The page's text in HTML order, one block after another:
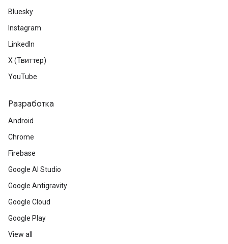
Bluesky
Instagram
LinkedIn
X (Твиттер)
YouTube
Разработка
Android
Chrome
Firebase
Google AI Studio
Google Antigravity
Google Cloud
Google Play
View all